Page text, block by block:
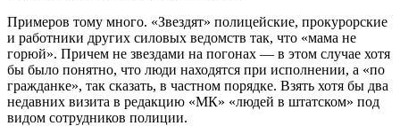
Примеров тому много. «Звездят» полицейские, прокурорские
и работники других силовых ведомств так, что «мама не
горюй». Причем не звездами на погонах — в этом случае хотя
бы было понятно, что люди находятся при исполнении, а «по
гражданке», так сказать, в частном порядке. Взять хотя бы два
недавних визита в редакцию «МК» «людей в штатском» под
видом сотрудников полиции.